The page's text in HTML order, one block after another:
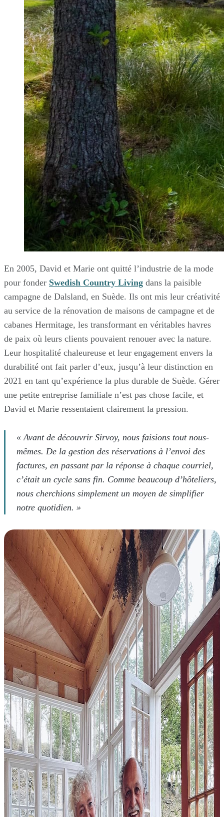
En 2005, David et Marie ont quitté l’industrie de la mode
pour fonder Swedish Country Living dans la paisible
campagne de Dalsland, en Suède. Ils ont mis leur créativité
au service de la rénovation de maisons de campagne et de
cabanes Hermitage, les transformant en véritables havres
de paix où leurs clients pouvaient renouer avec la nature.
Leur hospitalité chaleureuse et leur engagement envers la
durabilité ont fait parler d’eux, jusqu’à leur distinction en
2021 en tant qu’expérience la plus durable de Suède. Gérer
une petite entreprise familiale n’est pas chose facile, et
David et Marie ressentaient clairement la pression.
« Avant de découvrir Sirvoy, nous faisions tout nous-
mêmes. De la gestion des réservations à l’envoi des
factures, en passant par la réponse à chaque courriel,
c’était un cycle sans fin. Comme beaucoup d’hôteliers,
nous cherchions simplement un moyen de simplifier
notre quotidien. »